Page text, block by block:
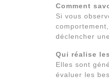
Comment
Si vous
déclencher
Qui réalise
Elles sont
évaluer les